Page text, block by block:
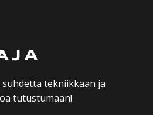
tekniikkaan ja
tutustumaan!